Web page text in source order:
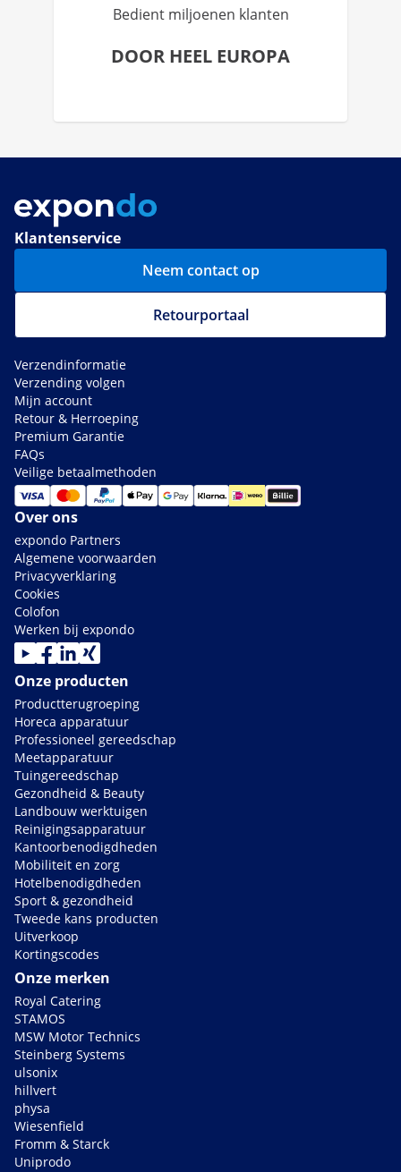
Bedient miljoenen klanten
DOOR HEEL EUROPA
Klantenservice
Neem contact op
Retourportaal
Verzendinformatie
Verzending volgen
Mijn account
Retour & Herroeping
Premium Garantie
FAQs
Veilige betaalmethoden
Over ons
expondo Partners
Algemene voorwaarden
Privacyverklaring
Cookies
Colofon
Werken bij expondo
Onze producten
Productterugroeping
Horeca apparatuur
Professioneel gereedschap
Meetapparatuur
Tuingereedschap
Gezondheid & Beauty
Landbouw werktuigen
Reinigingsapparatuur
Kantoorbenodigdheden
Mobiliteit en zorg
Hotelbenodigdheden
Sport & gezondheid
Tweede kans producten
Uitverkoop
Kortingscodes
Onze merken
Royal Catering
STAMOS
MSW Motor Technics
Steinberg Systems
ulsonix
hillvert
physa
Wiesenfield
Fromm & Starck
Uniprodo